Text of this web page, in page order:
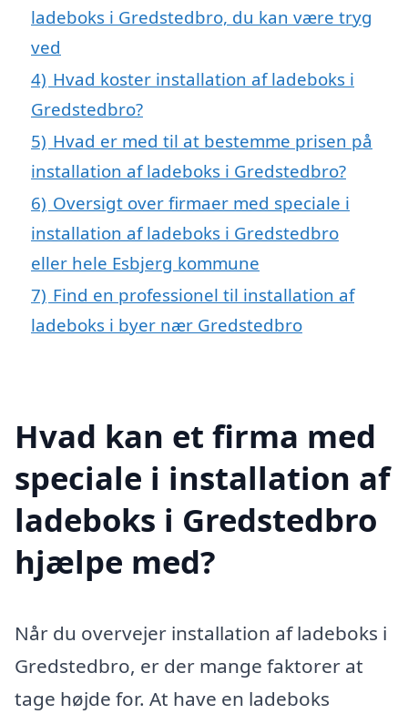
ladeboks i Gredstedbro, du kan være tryg
ved
4) Hvad koster installation af ladeboks i
Gredstedbro?
5) Hvad er med til at bestemme prisen på
installation af ladeboks i Gredstedbro?
6) Oversigt over firmaer med speciale i
installation af ladeboks i Gredstedbro
eller hele Esbjerg kommune
7) Find en professionel til installation af
ladeboks i byer nær Gredstedbro
Hvad kan et firma med
speciale i installation af
ladeboks i Gredstedbro
hjælpe med?
Når du overvejer installation af ladeboks i
Gredstedbro, er der mange faktorer at
tage højde for. At have en ladeboks